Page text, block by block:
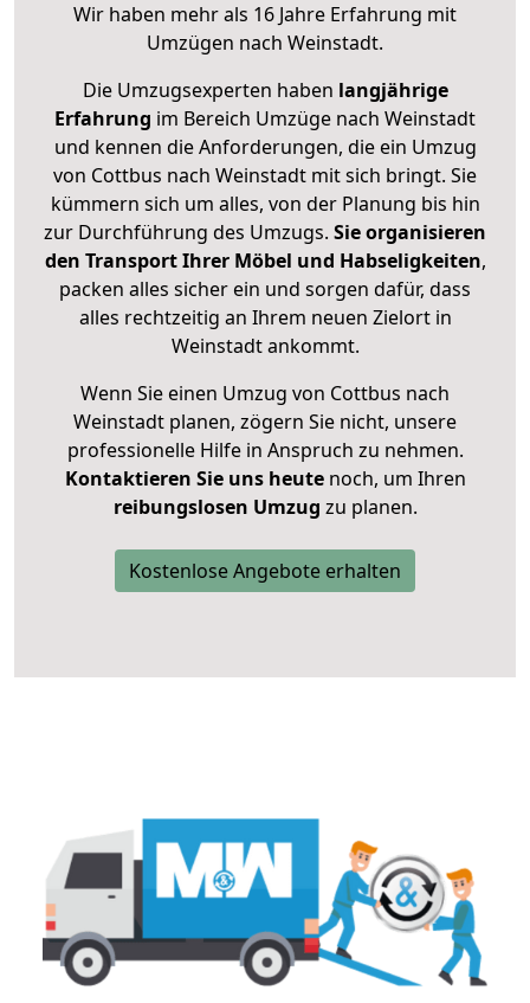
Wir haben mehr als 16 Jahre Erfahrung mit
Umzügen nach Weinstadt.
Die Umzugsexperten haben langjährige
Erfahrung im Bereich Umzüge nach Weinstadt
und kennen die Anforderungen, die ein Umzug
von Cottbus nach Weinstadt mit sich bringt. Sie
kümmern sich um alles, von der Planung bis hin
zur Durchführung des Umzugs. Sie organisieren
den Transport Ihrer Möbel und Habseligkeiten,
packen alles sicher ein und sorgen dafür, dass
alles rechtzeitig an Ihrem neuen Zielort in
Weinstadt ankommt.
Wenn Sie einen Umzug von Cottbus nach
Weinstadt planen, zögern Sie nicht, unsere
professionelle Hilfe in Anspruch zu nehmen.
Kontaktieren Sie uns heutenoch, um Ihren
reibungslosen Umzug zu planen.
Kostenlose Angebote erhalten